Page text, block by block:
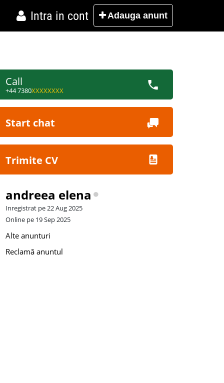
Intra in cont Adauga anunt
Call
+44 7380XXXXXXXX
Start chat
Trimite CV
andreea elena
Inregistrat pe 22 Aug 2025
Online pe 19 Sep 2025
Alte anunturi
Reclamă anuntul